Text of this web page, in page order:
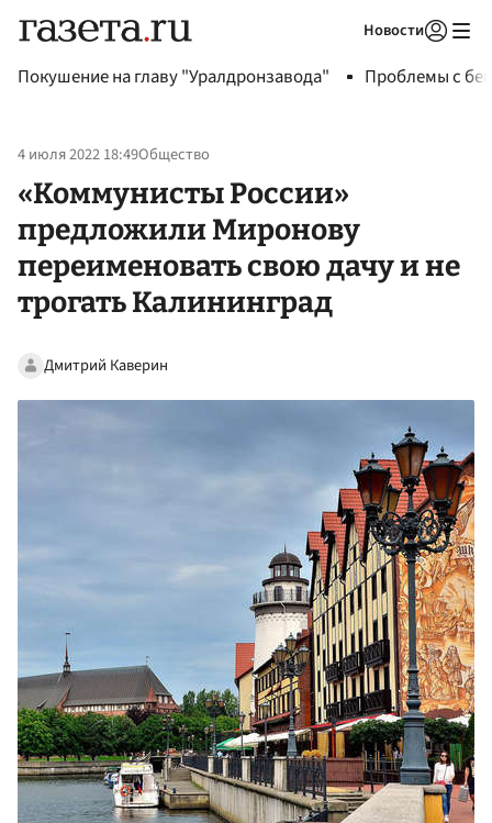
Новости
Покушение на главу "Уралдронзавода" Проблемы с
4 июля 2022 18:49Общество
«Коммунисты России»
предложили Миронову
переименовать свою дачу и не
трогать Калининград
Дмитрий Каверин